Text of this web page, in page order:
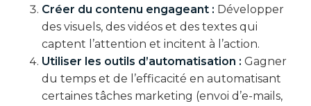
Créer du contenu engageant : Développer
des visuels, des vidéos et des textes qui
captent l’attention et incitent à l’action.
Utiliser les outils d’automatisation : Gagner
du temps et de l’efficacité en automatisant
certaines tâches marketing (envoi d’e-mails,